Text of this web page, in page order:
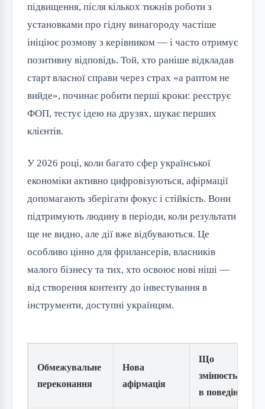
підвищення, після кількох тижнів роботи з
установками про гідну винагороду частіше
ініціює розмову з керівником — і часто отримує
позитивну відповідь. Той, хто раніше відкладав
старт власної справи через страх «а раптом не
вийде», починає робити перші кроки: реєструє
ФОП, тестує ідею на друзях, шукає перших
клієнтів.
У 2026 році, коли багато сфер української
економіки активно цифровізуються, афірмації
допомагають зберігати фокус і стійкість. Вони
підтримують людину в періоди, коли результати
ще не видно, але дії вже відбуваються. Це
особливо цінно для фрилансерів, власників
малого бізнесу та тих, хто освоює нові ніші —
від створення контенту до інвестування в
інструменти, доступні українцям.
Обмежувальне
переконання
Нова
афірмація
Що
змінюється
в поведінці